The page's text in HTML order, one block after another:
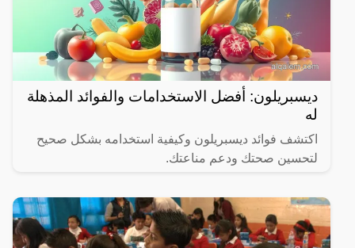
ديسبريلون: أفضل الاستخدامات والفوائد المذهلة
له
اكتشف فوائد ديسبريلون وكيفية استخدامه بشكل صحيح
لتحسين صحتك ودعم مناعتك.